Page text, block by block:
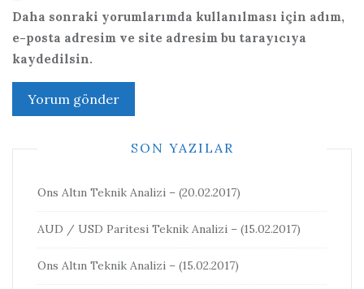
Daha sonraki yorumlarımda kullanılması için adım,
e-posta adresim ve site adresim bu tarayıcıya
kaydedilsin.
SON YAZILAR
Ons Altın Teknik Analizi – (20.02.2017)
AUD / USD Paritesi Teknik Analizi – (15.02.2017)
Ons Altın Teknik Analizi – (15.02.2017)